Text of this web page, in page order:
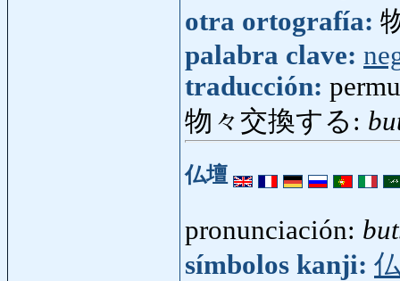
otra ortografía:
palabra clave:
traducción:
物々交換する:
仏壇
pronunciación:
símbolos kanji: